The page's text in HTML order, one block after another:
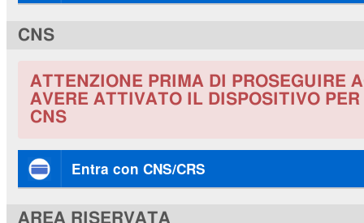
CNS
ATTENZIONE PRIMA DI PROSEGUIRE
AVERE ATTIVATO IL DISPOSITIVO
CNS
Entra con CNS/CRS
AREA RISERVATA